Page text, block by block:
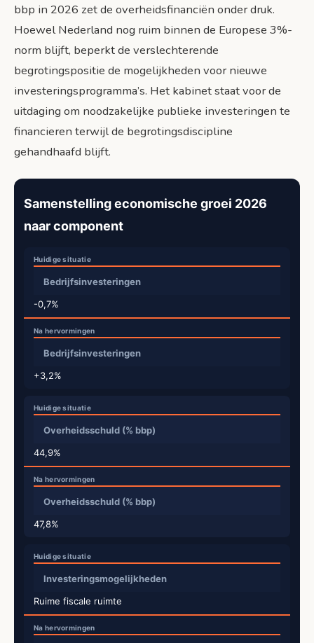
bbp in 2026 zet de overheidsfinanciën onder druk.
Hoewel Nederland nog ruim binnen de Europese 3%-
norm blijft, beperkt de verslechterende
begrotingspositie de mogelijkheden voor nieuwe
investeringsprogramma’s. Het kabinet staat voor de
uitdaging om noodzakelijke publieke investeringen te
financieren terwijl de begrotingsdiscipline
gehandhaafd blijft.
Samenstelling economische groei 2026
naar component
Bedrijfsinvesteringen
-0,7%
Bedrijfsinvesteringen
+3,2%
Overheidsschuld (% bbp)
44,9%
Overheidsschuld (% bbp)
47,8%
Investeringsmogelijkheden
Ruime fiscale ruimte